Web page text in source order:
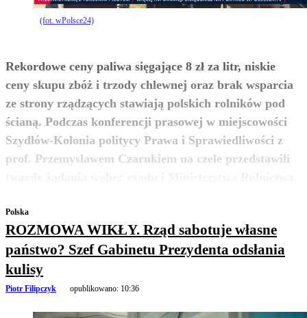
(fot. wPolsce24)
Rekordowe ceny paliwa sięgające 8 zł za litr, niskie
ceny skupu zbóż i trzody chlewnej oraz brak wsparcia
ze strony rządzących stawiają polskich rolników pod
ścianą. Podczas konferencji prasowej w miejscowości
Szydłów-Kolonia politycy Prawa i Sprawiedliwości z
prof. Przemysławem Czarnkiem na czele przedstawili
zobacz więcej
Polska
ROZMOWA WIKŁY. Rząd sabotuje własne
państwo? Szef Gabinetu Prezydenta odsłania
kulisy
Piotr Filipczyk opublikowano: 10:36